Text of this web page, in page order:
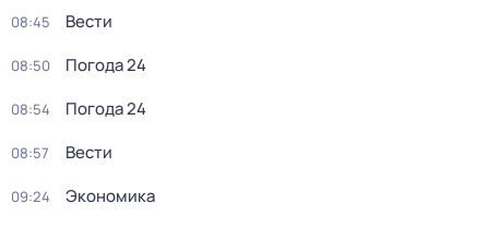
08:45 Вести
08:50 Погода 24
08:54 Погода 24
08:57 Вести
09:24 Экономика